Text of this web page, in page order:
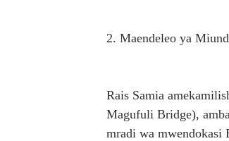
2. Maendeleo ya
Rais Samia
Magufuli Bridge),
mradi wa mwendokasi